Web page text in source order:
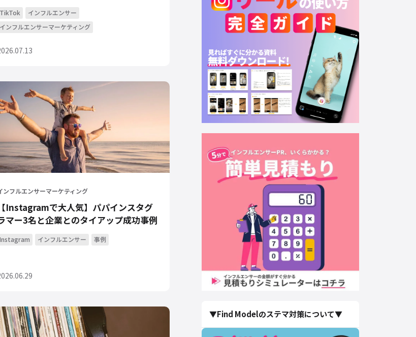
TikTok
インフルエンサー
インフルエンサーマーケティング
ンフルエンサーマーケティング
【Instagramで大人気】パパインスタグ
マー3名と企業とのタイアップ成功事例
Instagram インフルエンサー 事例
▼Find Modelのステマ対策について▼